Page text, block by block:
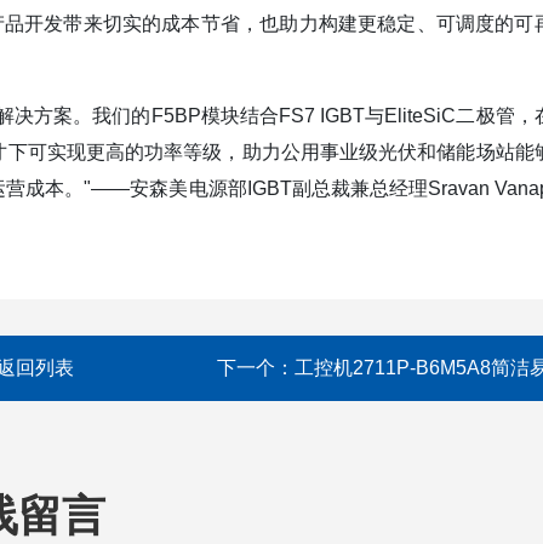
开发带来切实的成本节省，也助力构建更稳定、可调度的可
决方案。我们的F5BP模块结合FS7 IGBT与EliteSiC二极管，
可实现更高的功率等级，助力公用事业级光伏和储能场站能
成本。"——安森美电源部IGBT副总裁兼总经理Sravan
回列表 下一个： 工控机2711P-B6M5A8简洁
留言